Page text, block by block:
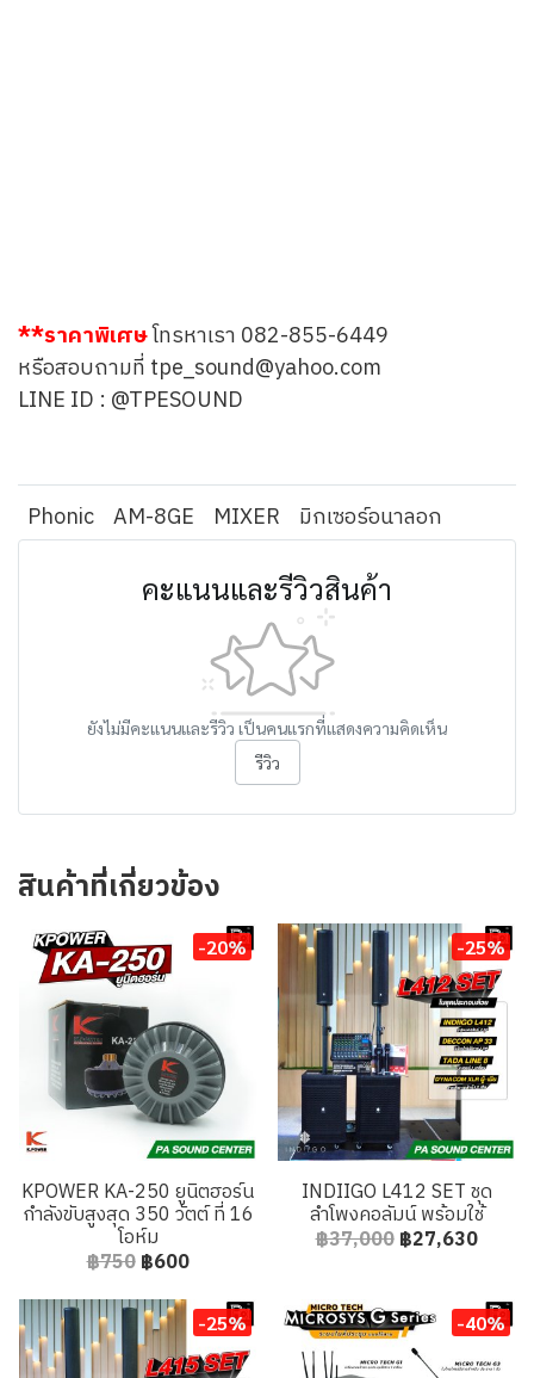
**ราคาพิเศษโทรหาเรา 082-855-6449
หรือสอบถามที่ tpe_sound@yahoo.com
LINE ID : @TPESOUND
Phonic AM-8GE MIXER มิกเซอร์อนาลอก
คะแนนและรีวิวสินค้า
ยังไม่มีคะแนนและรีวิว เป็นคนแรกที่แสดงความคิดเห็น
รีวิว
สินค้าที่เกี่ยวข้อง
-20%
KPOWER KA-250 ยูนิตฮอร์น
กำลังขับสูงสุด 350 วัตต์ ที่ 16
โอห์ม
฿750 ฿600
-25%
INDIIGO L412 SET ชุด
ลำโพงคอลัมน์ พร้อมใช้
฿37,000 ฿27,630
-25% -40%